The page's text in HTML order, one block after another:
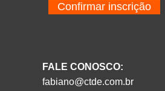
Confirmar inscrição
FALE CONOSCO:
fabiano@ctde.com.br